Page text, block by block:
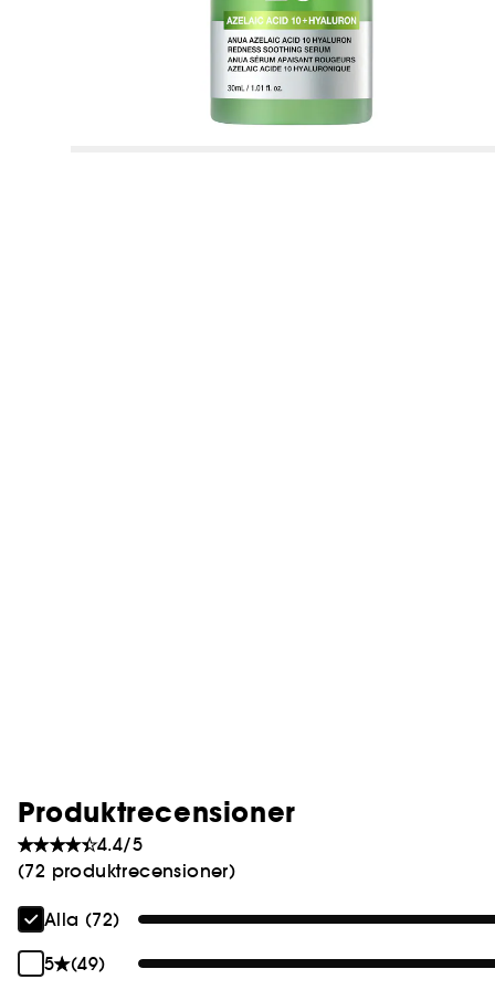
Produktrecensioner
4.4/5
(72 produktrecensioner)
Alla (72)
5
(49)